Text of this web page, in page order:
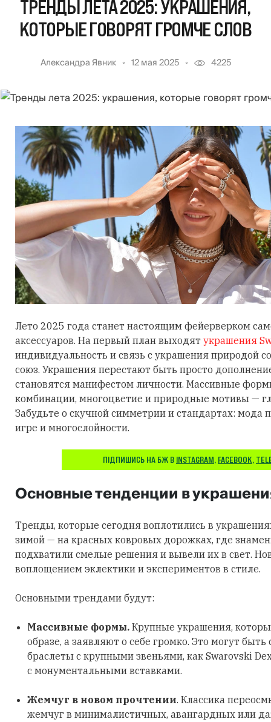
ТРЕНДЫ ЛЕТА 2025: УКРАШЕНИЯ,
КОТОРЫЕ ГОВОРЯТ ГРОМЧЕ СЛОВ
Александра Явник 12 мая 2025 4225
Лето 2025 года станет настоящим фейерверком
аксессуаров. На первый план выходят украшения
индивидуальность и связь с украшения природой
союз. Украшения перестают быть просто
становятся манифестом личности. Массивные
комбинации, многоцветие и природные мотивы —
Забудьте о скучной симметрии и стандартах: мода
игре и многослойности.
ПІДПИШИСЬ НА БЖ В INSTAGRAM, FACEBOOK,
Основные тенденции в
Тренды, которые сегодня воплотились в
зимой — на красных ковровых дорожках, где
подхватили смелые решения и вывели их в свет.
воплощением эклектики и экспериментов в стиле.
Основными трендами будут:
Массивные формы. Крупные украшения,
образе, а заявляют о себе громко. Это могут быть
браслеты с крупными звеньями, как Swarovski
с монументальными вставками.
Жемчуг в новом прочтении. Классика
жемчуг в минималистичных, авангардных или